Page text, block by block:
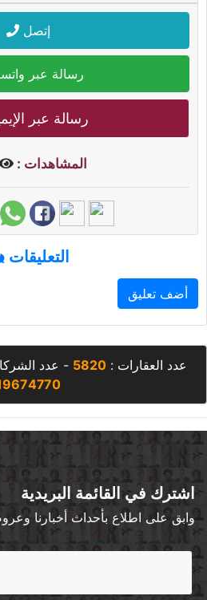
إتصل
رسالة عبر
رسالة عبر
المشاهدات :
التعليقات
أضف تعليق
عدد العقارات : 5820 - عدد
اشترك في القائمة البريدية
وابق على اطلاع بأحداث أخبارنا